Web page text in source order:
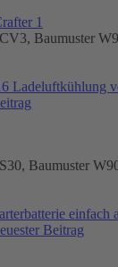
1
Baumuster
Ladeluftkühlung
Baumuster
einfach
Beitrag